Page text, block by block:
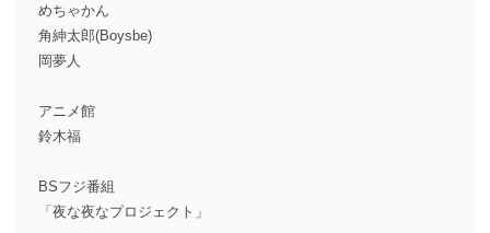
めちゃかん
角紳太郎(Boysbe)
岡夢人
アニメ館
鈴木福
BSフジ番組
「夜な夜なプロジェクト」